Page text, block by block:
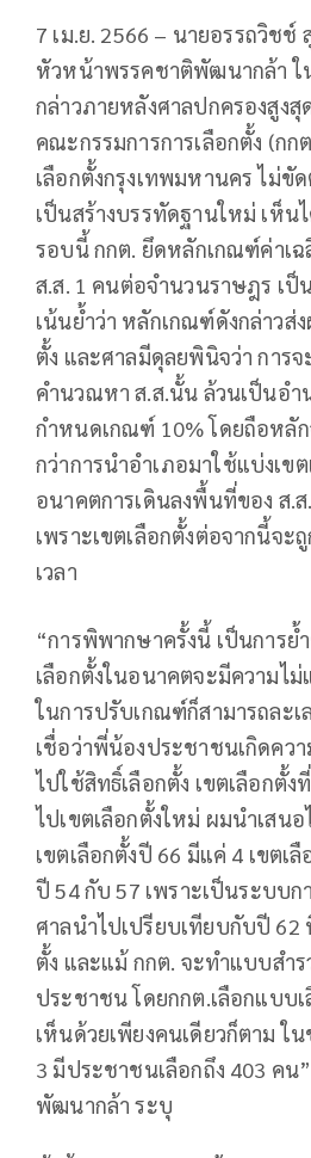
7 เม.ย. 2566 – นายอรรถวิชช์
หัวหน้าพรรคชาติพัฒนากล้า ใ
กล่าวภายหลังศาลปกครองสูง
คณะกรรมการการเลือกตั้ง (กก
เลือกตั้งกรุงเทพมหานคร ไม่ขั
เป็นสร้างบรรทัดฐานใหม่ เห็น
รอบนี้ กกต. ยึดหลักเกณฑ์ค่าเ
ส.ส. 1 คนต่อจำนวนราษฎร เป็
เน้นย้ำว่า หลักเกณฑ์ดังกล่าวส่
ตั้ง และศาลมีดุลยพินิจว่า การ
คำนวณหา ส.ส.นั้น ล้วนเป็นอำ
กำหนดเกณฑ์ 10% โดยถือหลั
กว่าการนำอำเภอมาใช้แบ่งเข
อนาคตการเดินลงพื้นที่ของ ส.
เพราะเขตเลือกตั้งต่อจากนี้จะ
เวลา
“การพิพากษาครั้งนี้ เป็นการย้
เลือกตั้งในอนาคตจะมีความไ
ในการปรับเกณฑ์ก็สามารถละเ
เชื่อว่าพี่น้องประชาชนเกิดคว
ไปใช้สิทธิ์เลือกตั้ง เขตเลือกตั้ง
ไปเขตเลือกตั้งใหม่ ผมนำเสน
เขตเลือกตั้งปี 66 มีแค่ 4 เขตเ
ปี 54 กับ 57 เพราะเป็นระบบก
ศาลนำไปเปรียบเทียบกับปี 62
ตั้ง และแม้ กกต. จะทำแบบสำ
ประชาชน โดยกกต.เลือกแบบ
เห็นด้วยเพียงคนเดียวก็ตาม ใ
3 มีประชาชนเลือกถึง 403 คน
พัฒนากล้า ระบุ